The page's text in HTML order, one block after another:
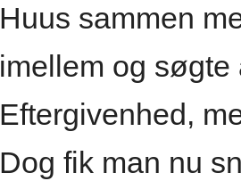
Huus sammen
imellem og søgte
Eftergivenhed,
Dog fik man nu